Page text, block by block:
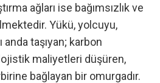
ağları ise bağımsızlık ve
Yükü, yolcuyu,
taşıyan; karbon
maliyetleri düşüren,
bağlayan bir omurgadır.